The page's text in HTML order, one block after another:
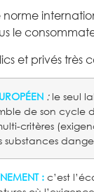
le
et privés très
: le seul
de son cycle
critères
substances
: c’est